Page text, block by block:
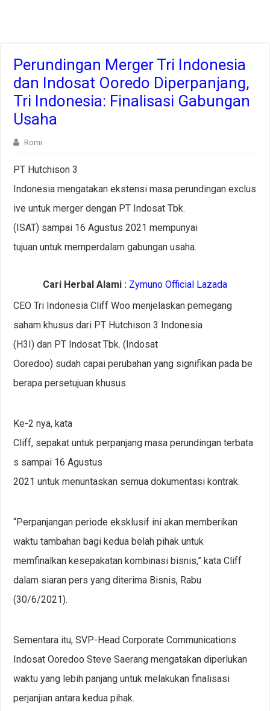
Perundingan Merger Tri Indonesia
dan Indosat Ooredo Diperpanjang,
Tri Indonesia: Finalisasi Gabungan
Usaha
Romi
PT Hutchison 3
Indonesia mengatakan ekstensi masa perundingan exclus
ive untuk merger dengan PT Indosat Tbk.
(ISAT) sampai 16 Agustus 2021 mempunyai
tujuan untuk memperdalam gabungan usaha.
Cari Herbal Alami : Zymuno Official Lazada
CEO Tri Indonesia Cliff Woo menjelaskan pemegang
saham khusus dari PT Hutchison 3 Indonesia
(H3I) dan PT Indosat Tbk. (Indosat
Ooredoo) sudah capai perubahan yang signifikan pada be
berapa persetujuan khusus.
Ke-2 nya, kata
Cliff, sepakat untuk perpanjang masa perundingan terbata
s sampai 16 Agustus
2021 untuk menuntaskan semua dokumentasi kontrak.
“Perpanjangan periode eksklusif ini akan memberikan
waktu tambahan bagi kedua belah pihak untuk
memfinalkan kesepakatan kombinasi bisnis,” kata Cliff
dalam siaran pers yang diterima Bisnis, Rabu
(30/6/2021).
Sementara itu, SVP-Head Corporate Communications
Indosat Ooredoo Steve Saerang mengatakan diperlukan
waktu yang lebih panjang untuk melakukan finalisasi
perjanjian antara kedua pihak.